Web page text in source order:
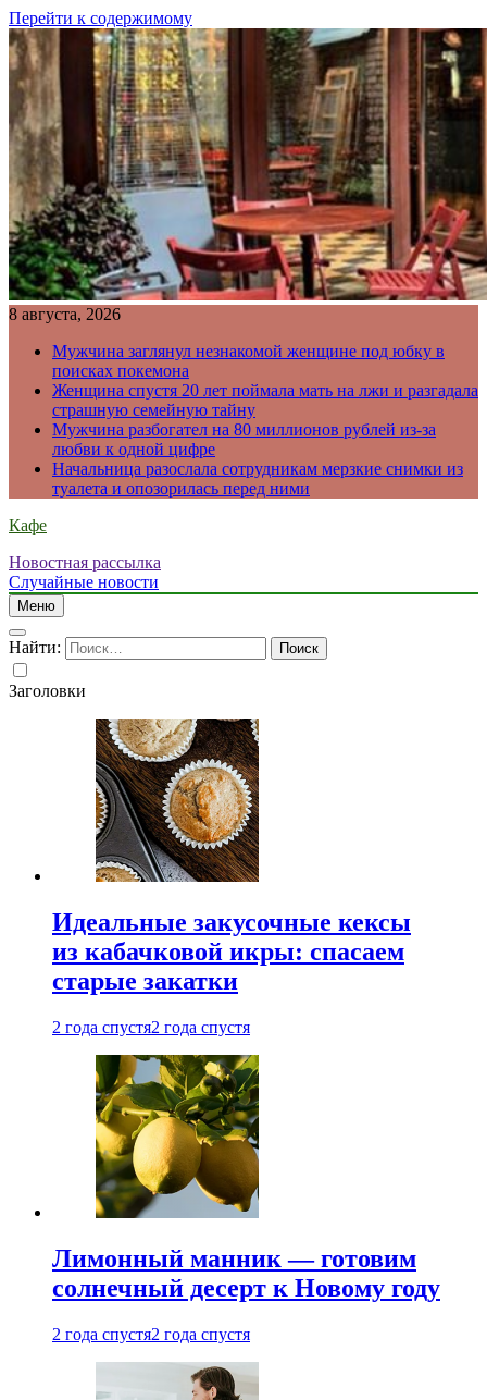
Перейти к содержимому
8 августа, 2026
Мужчина заглянул незнакомой женщине под юбку в
поисках покемона
Женщина спустя 20 лет поймала мать на лжи и разгадала
страшную семейную тайну
Мужчина разбогател на 80 миллионов рублей из-за
любви к одной цифре
Начальница разослала сотрудникам мерзкие снимки из
туалета и опозорилась перед ними
Кафе
Новостная рассылка
Случайные новости
Меню
Найти:
Заголовки
Идеальные закусочные кексы
из кабачковой икры: спасаем
старые закатки
2 года спустя2 года спустя
Лимонный манник — готовим
солнечный десерт к Новому году
2 года спустя2 года спустя